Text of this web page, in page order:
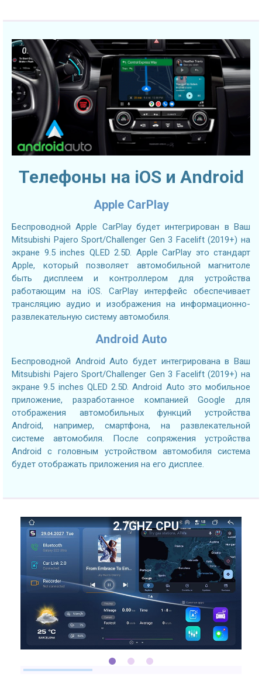
Телефоны на iOS и Android
Apple CarPlay
Беспроводной Apple CarPlay будет интегрирован в Ваш
Mitsubishi Pajero Sport/Challenger Gen 3 Facelift (2019+) на
экране 9.5 inches QLED 2.5D. Apple CarPlay это стандарт
Apple, который позволяет автомобильной магнитоле
быть дисплеем и контроллером для устройства
работающим на iOS. CarPlay интерфейс обеспечивает
трансляцию аудио и изображения на информационно-
развлекательную систему автомобиля.
Android Auto
Беспроводной Android Auto будет интегрирована в Ваш
Mitsubishi Pajero Sport/Challenger Gen 3 Facelift (2019+) на
экране 9.5 inches QLED 2.5D. Android Auto это мобильное
приложение, разработанное компанией Google для
отображения автомобильных функций устройства
Android, например, смартфона, на развлекательной
системе автомобиля. После сопряжения устройства
Android с головным устройством автомобиля система
будет отображать приложения на его дисплее.
2.7GHZ CPU